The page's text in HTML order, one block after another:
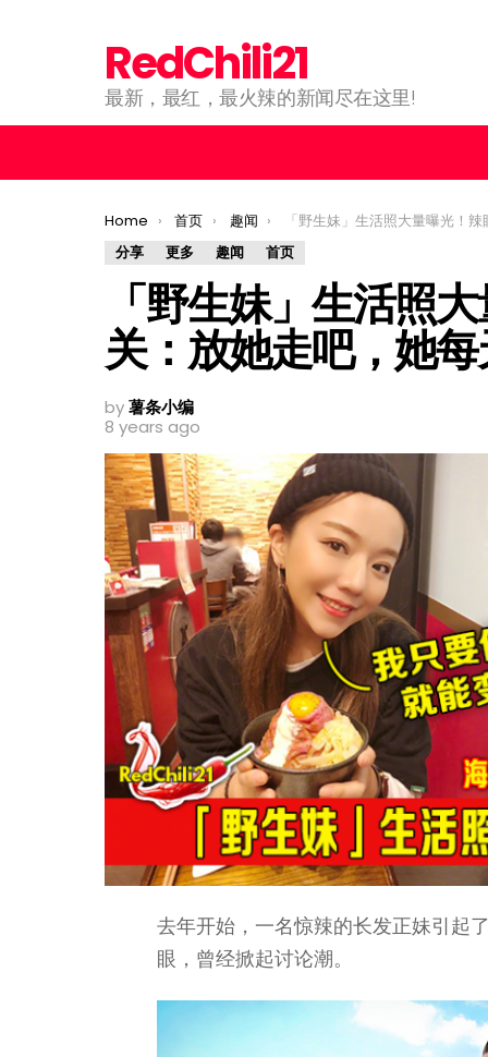
RedChili21
最新，最红，最火辣的新闻尽在这里!
You are here:
Home 首页 趣闻
「野生妹」生活照大量曝光！辣眼睛啊 ！海关：放她走吧，她每天
分享
更多 趣闻 首页
「野生妹」生活照
关：放她走吧，她
by薯条小编
8 years ago
去年开始，一名惊辣的长发正妹引起
眼，曾经掀起讨论潮。